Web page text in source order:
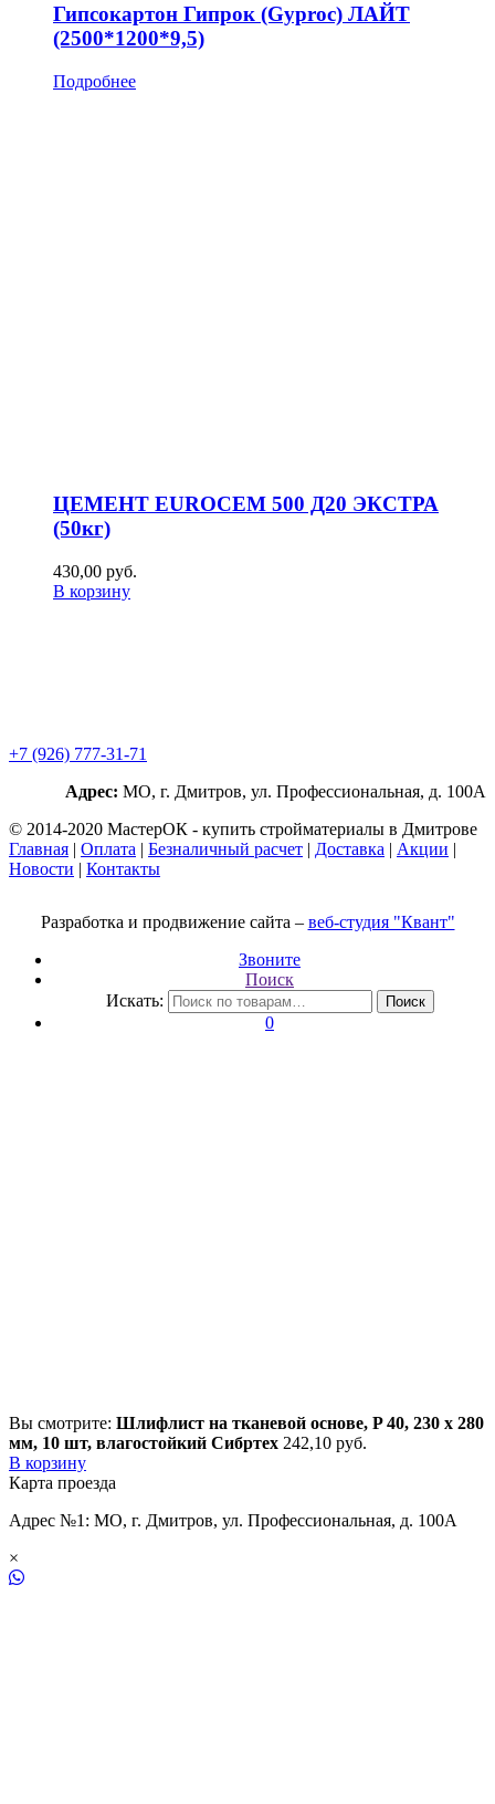
Гипсокартон Гипрок (Gyproc) ЛАЙТ
(2500*1200*9,5)
Подробнее
ЦЕМЕНТ EUROCEM 500 Д20 ЭКСТРА
(50кг)
430,00 руб.
В корзину
+7 (926) 777-31-71
Адрес: МО, г. Дмитров, ул. Профессиональная, д. 100А
© 2014-2020 МастерОК - купить стройматериалы в Дмитрове
Главная | Оплата | Безналичный расчет | Доставка | Акции |
Новости | Контакты
Разработка и продвижение сайта – веб-студия "Квант"
Звоните
Поиск
Искать:
Поиск
0
Вы смотрите: Шлифлист на тканевой основе, P 40, 230 х 280
мм, 10 шт, влагостойкий Сибртех 242,10 руб.
В корзину
Карта проезда
Адрес №1: МО, г. Дмитров, ул. Профессиональная, д. 100А
×